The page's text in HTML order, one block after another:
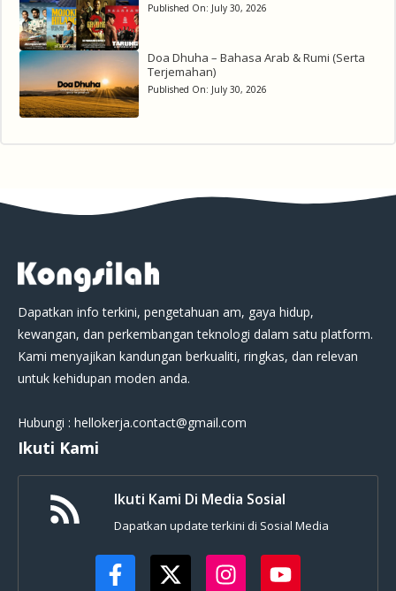
Published On: July 30, 2026
Doa Dhuha – Bahasa Arab & Rumi (Serta
Terjemahan)
Published On: July 30, 2026
Dapatkan info terkini, pengetahuan am, gaya hidup,
kewangan, dan perkembangan teknologi dalam satu platform.
Kami menyajikan kandungan berkualiti, ringkas, dan relevan
untuk kehidupan moden anda.
Hubungi : hellokerja.contact@gmail.com
Ikuti Kami
Ikuti Kami Di Media Sosial
Dapatkan update terkini di Sosial Media